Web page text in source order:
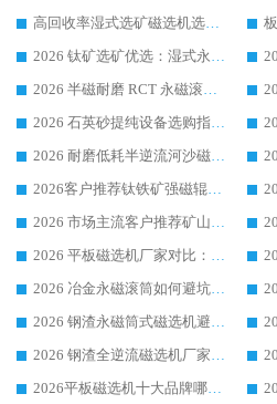
高回收率湿式选矿磁选机选购指南 业内口碑磁电设备生产厂家实力解析
2026 钛矿选矿优选：湿式永磁筒式磁选机源头厂家华体会手机网页版-华体会(中国) 综合解析
2026 半磁耐磨 RCT 永磁滚筒选购指南，临朐源头生产厂家华体会手机网页版-华体会(中国) 实测分享
2026 石英砂提纯设备选购指南：华体会手机网页版-华体会(中国) 提纯磁选机厂家综合解读
2026 耐磨低耗半逆流河沙磁选机选购指南 临朐产业集群源头厂华体会手机网页版-华体会(中国) 详细解析
2026客户推荐钛铁矿强磁辊式磁选机，临朐靠谱生产厂家华体会手机网页版-华体会(中国) 详解
2026 市场主流客户推荐矿山磁选机靠谱生产厂家选华体会手机网页版-华体会(中国)
2026 平板磁选机厂家对比：现场实测、真实案例与靠谱厂家推荐
2026 冶金永磁滚筒如何避坑参考：售后完善案例多 华体会手机网页版-华体会(中国) 靠谱厂家
2026 钢渣永磁筒式磁选机避坑参考：售后完善案例多，华体会手机网页版-华体会(中国) 稳居榜单
2026 钢渣全逆流磁选机厂家推荐 靠谱品牌售后完善案例丰富
2026平板磁选机十大品牌哪家好?华体会手机网页版-华体会(中国) 作为靠谱厂家实力出众